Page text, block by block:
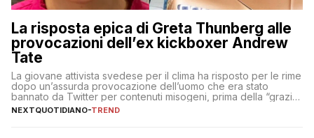
La risposta epica di Greta Thunberg alle
provocazioni dell’ex kickboxer Andrew
Tate
La giovane attivista svedese per il clima ha risposto per le rime
dopo un’assurda provocazione dell’uomo che era stato
bannato da Twitter per contenuti misogeni, prima della “grazia”
di Elon Musk
NEXTQUOTIDIANO-TREND